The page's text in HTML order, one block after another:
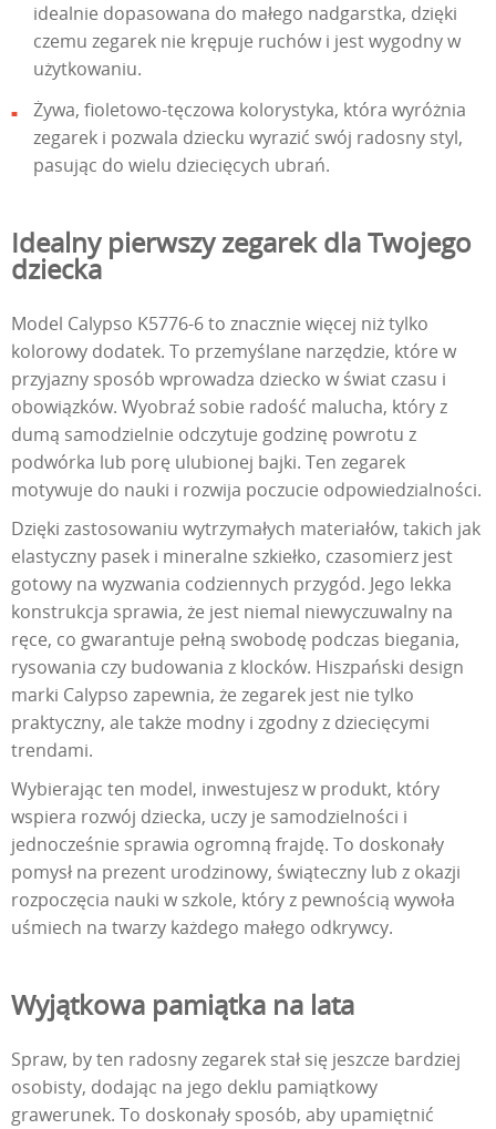
idealnie dopasowana do małego nadgarstka, dzięki
czemu zegarek nie krępuje ruchów i jest wygodny w
użytkowaniu.
Żywa, fioletowo-tęczowa kolorystyka, która wyróżnia
zegarek i pozwala dziecku wyrazić swój radosny styl,
pasując do wielu dziecięcych ubrań.
Idealny pierwszy zegarek dla Twojego
dziecka
Model Calypso K5776-6 to znacznie więcej niż tylko
kolorowy dodatek. To przemyślane narzędzie, które w
przyjazny sposób wprowadza dziecko w świat czasu i
obowiązków. Wyobraź sobie radość malucha, który z
dumą samodzielnie odczytuje godzinę powrotu z
podwórka lub porę ulubionej bajki. Ten zegarek
motywuje do nauki i rozwija poczucie odpowiedzialności.
Dzięki zastosowaniu wytrzymałych materiałów, takich jak
elastyczny pasek i mineralne szkiełko, czasomierz jest
gotowy na wyzwania codziennych przygód. Jego lekka
konstrukcja sprawia, że jest niemal niewyczuwalny na
ręce, co gwarantuje pełną swobodę podczas biegania,
rysowania czy budowania z klocków. Hiszpański design
marki Calypso zapewnia, że zegarek jest nie tylko
praktyczny, ale także modny i zgodny z dziecięcymi
trendami.
Wybierając ten model, inwestujesz w produkt, który
wspiera rozwój dziecka, uczy je samodzielności i
jednocześnie sprawia ogromną frajdę. To doskonały
pomysł na prezent urodzinowy, świąteczny lub z okazji
rozpoczęcia nauki w szkole, który z pewnością wywoła
uśmiech na twarzy każdego małego odkrywcy.
Wyjątkowa pamiątka na lata
Spraw, by ten radosny zegarek stał się jeszcze bardziej
osobisty, dodając na jego deklu pamiątkowy
grawerunek. To doskonały sposób, aby upamiętnić